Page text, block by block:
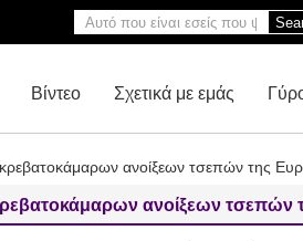
Βίντεο Σχετικά με εμάς
ανοίξεων τσεπών της
ανοίξεων τσεπών